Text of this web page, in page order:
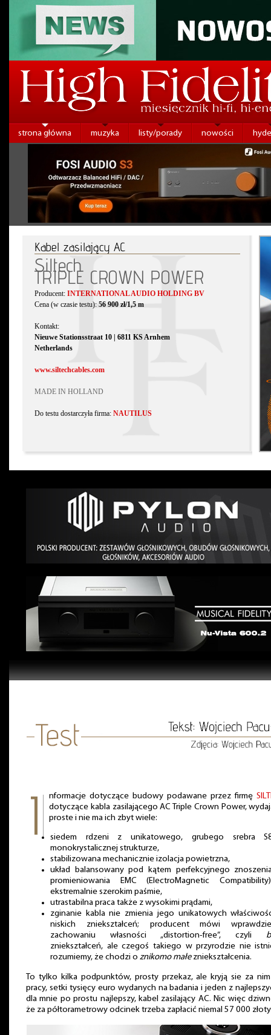
strona główna muzyka listy/porady nowości
Kabel zasilający AC
Siltech
TRIPLE CROWN POWER
Producent: INTERNATIONAL AUDIO HOLDING BV
Cena (w czasie testu): 56 900 zł/1,5 m
Kontakt:
Nieuwe Stationsstraat 10 | 6811 KS Arnhem
Netherlands
www.siltechcables.com
MADE IN HOLLAND
Do testu dostarczyła firma: NAUTILUS
nformacje dotyczące budowy podawane przez firmę
dotyczące kabla zasilającego AC Triple Crown Power,
proste i nie ma ich zbyt wiele:
siedem rdzeni z unikatowego, grubego srebra
monokrystalicznej strukturze,
stabilizowana mechanicznie izolacja powietrzna,
układ balansowany pod kątem perfekcyjnego
promieniowania EMC (ElectroMagnetic
ekstremalnie szerokim paśmie,
utrastabilna praca także z wysokimi prądami,
zginanie kabla nie zmienia jego unikatowych
niskich zniekształceń; producent mówi
zachowaniu własności „distortion-free”, czyli
zniekształceń, ale czegoś takiego w przyrodzie nie
rozumiemy, że chodzi o znikomo małezniekształcenia.
To tylko kilka podpunktów, prosty przekaz, ale kryją sie za
pracy, setki tysięcy euro wydanych na badania i jeden z
dla mnie po prostu najlepszy, kabel zasilający AC. Nic więc
że za półtorametrowy odcinek trzeba zapłacić niemal 57 000